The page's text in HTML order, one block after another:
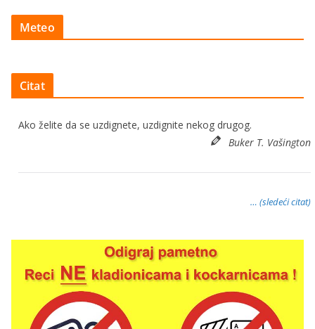
Meteo
Citat
Ako želite da se uzdignete, uzdignite nekog drugog.
Buker T. Vašington
… (sledeći citat)